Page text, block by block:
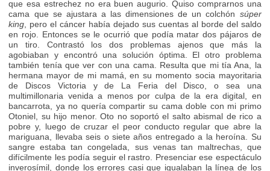
que esa estrechez no era buen augurio. Quiso comprarnos una
cama que se ajustara a las dimensiones de un colchón súper
king , pero el cáncer había dejado sus cuentas al borde del saldo
en rojo. Entonces se le ocurrió que podía matar dos pájaros de
un tiro. Contrastó los dos problemas ajenos que más la
agobiaban y encontró una solución óptima. El otro problema
también tenía que ver con una cama. Resulta que mi tía Ana, la
hermana mayor de mi mamá, en su momento socia mayoritaria
de Discos Victoria y de La Feria del Disco, o sea una
multimillonaria venida a menos por culpa de la era digital, en
bancarrota, ya no quería compartir su cama doble con mi primo
Otoniel, su hijo menor. Oto no soportó el salto abismal de rico a
pobre y, luego de cruzar el peor conducto regular que abre la
mariguana, llevaba seis o siete años entregado a la heroína. Su
sangre estaba tan congelada, sus venas tan maltrechas, que
difícilmente les podía seguir el rastro. Presenciar ese espectáculo
inverosímil, donde los errores casi que igualaban la línea de los